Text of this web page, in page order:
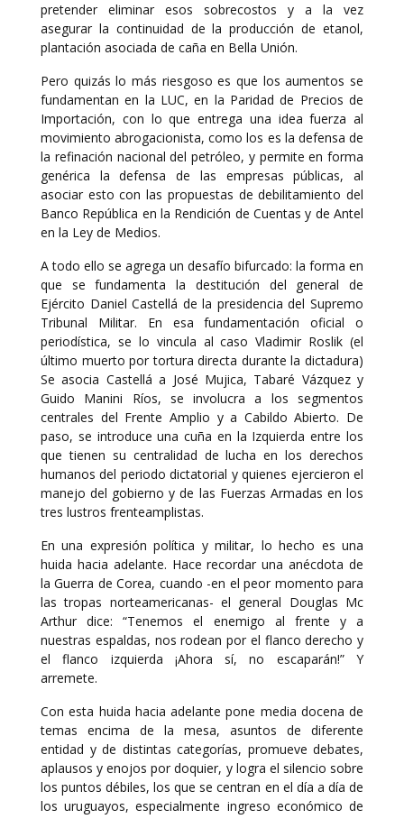
pretender eliminar esos sobrecostos y a la vez
asegurar la continuidad de la producción de etanol,
plantación asociada de caña en Bella Unión.
Pero quizás lo más riesgoso es que los aumentos se
fundamentan en la LUC, en la Paridad de Precios de
Importación, con lo que entrega una idea fuerza al
movimiento abrogacionista, como los es la defensa de
la refinación nacional del petróleo, y permite en forma
genérica la defensa de las empresas públicas, al
asociar esto con las propuestas de debilitamiento del
Banco República en la Rendición de Cuentas y de Antel
en la Ley de Medios.
A todo ello se agrega un desafío bifurcado: la forma en
que se fundamenta la destitución del general de
Ejército Daniel Castellá de la presidencia del Supremo
Tribunal Militar. En esa fundamentación oficial o
periodística, se lo vincula al caso Vladimir Roslik (el
último muerto por tortura directa durante la dictadura)
Se asocia Castellá a José Mujica, Tabaré Vázquez y
Guido Manini Ríos, se involucra a los segmentos
centrales del Frente Amplio y a Cabildo Abierto. De
paso, se introduce una cuña en la Izquierda entre los
que tienen su centralidad de lucha en los derechos
humanos del periodo dictatorial y quienes ejercieron el
manejo del gobierno y de las Fuerzas Armadas en los
tres lustros frenteamplistas.
En una expresión política y militar, lo hecho es una
huida hacia adelante. Hace recordar una anécdota de
la Guerra de Corea, cuando -en el peor momento para
las tropas norteamericanas- el general Douglas Mc
Arthur dice: “Tenemos el enemigo al frente y a
nuestras espaldas, nos rodean por el flanco derecho y
el flanco izquierda ¡Ahora sí, no escaparán!” Y
arremete.
Con esta huida hacia adelante pone media docena de
temas encima de la mesa, asuntos de diferente
entidad y de distintas categorías, promueve debates,
aplausos y enojos por doquier, y logra el silencio sobre
los puntos débiles, los que se centran en el día a día de
los uruguayos, especialmente ingreso económico de